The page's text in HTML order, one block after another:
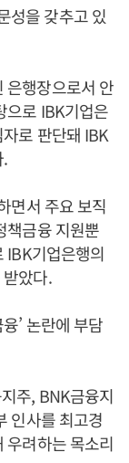
성을 갖추고 있
은행장으로서 안
으로 IBK기업은
로 판단돼 IBK
.
면서 주요 보직
책금융 지원뿐
IBK기업은행의
았다.
’ 논란에 부담
주, BNK금융지
인사를 최고경
우려하는 목소리